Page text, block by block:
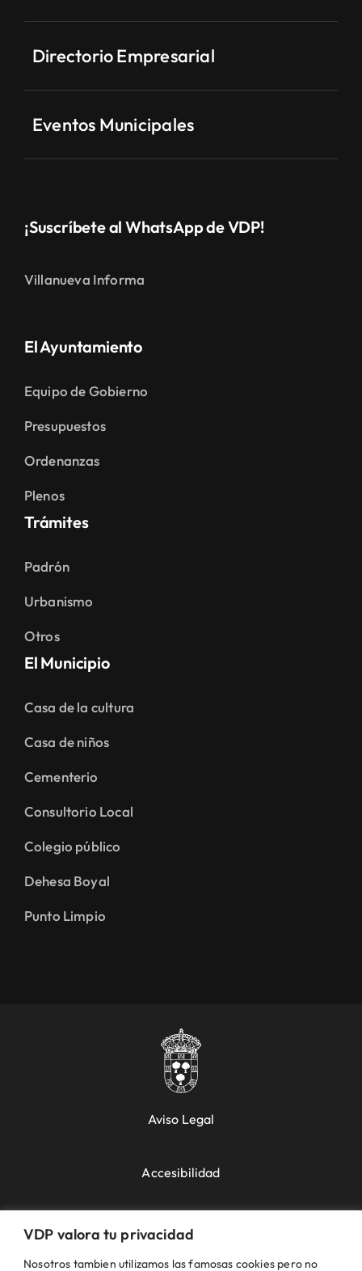
VDP valora tu privacidad
Nosotros tambien utilizamos las famosas cookies pero no
Directorio Empresarial
Eventos Municipales
¡Suscríbete al WhatsApp de VDP!
Villanueva Informa
El Ayuntamiento
Equipo de Gobierno
Presupuestos
Ordenanzas
Plenos
Trámites
Padrón
Urbanismo
Otros
El Municipio
Casa de la cultura
Casa de niños
Cementerio
Consultorio Local
Colegio público
Dehesa Boyal
Punto Limpio
Aviso Legal
Accesibilidad
Política de Cookies